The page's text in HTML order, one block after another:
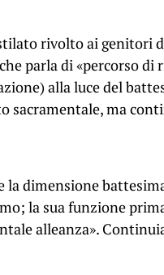
rivolto ai genitori
parla di «percorso di
alla luce del
sacramentale, ma
la dimensione
la sua funzione
alleanza».